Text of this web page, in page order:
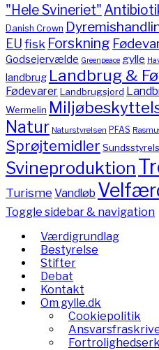
"Hele Svineriet"
Danish Crown
EUfisk Forskning
Godsejervælde Greenpeace gylle
landbrug Landbrug &
FødevarerLandbrugsjord
Wermelin
Natur Naturstyrelsen PFAS
Sprøjtemidler
Svineproduktion
TurismeVandløb
Toggle sidebar & navigation
Værdigrundlag
Bestyrelse
Stifter
Debat
Kontakt
Om gylle.dk
Cookiepolitik